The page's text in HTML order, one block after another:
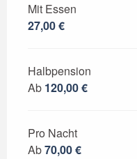
Mit Essen
27,00 €
Halbpension
Ab 120,00 €
Pro Nacht
Ab70,00 €